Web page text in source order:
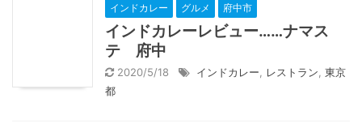
インドカレー グルメ 府中市
インドカレーレビュー……ナマス
テ 府中
2020/5/18 インドカレー レストラン 東京
都